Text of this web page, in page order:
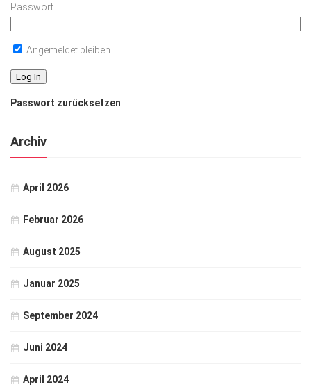
Passwort
Angemeldet bleiben
Passwort zurücksetzen
Archiv
April 2026
Februar 2026
August 2025
Januar 2025
September 2024
Juni 2024
April 2024